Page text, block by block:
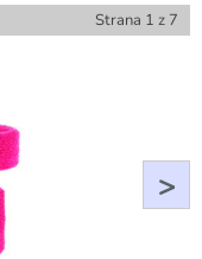
Strana 1 z 7
>